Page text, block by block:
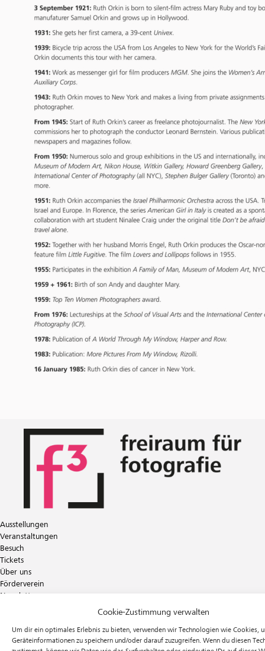
Cookie-Zustimmung verwalten
Um dir ein optimales Erlebnis zu bieten, verwenden wir Technologien wie Cookies,
Geräteinformationen zu speichern und/oder darauf zuzugreifen. Wenn du diesen
Ausstellungen
Veranstaltungen
Besuch
Tickets
Über uns
Förderverein
Newsletter
f³ – freiraum für fotografie